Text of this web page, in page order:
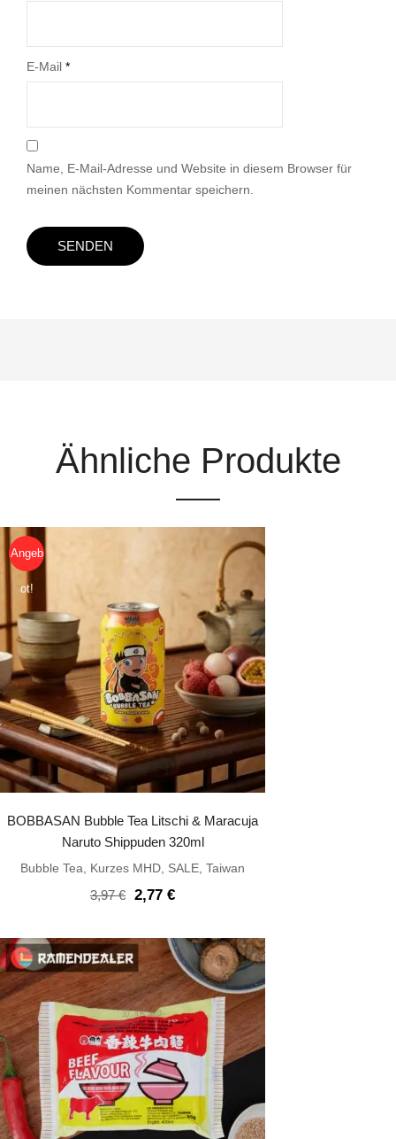
E-Mail *
Name, E-Mail-Adresse und Website in diesem Browser für
meinen nächsten Kommentar speichern.
Ähnliche Produkte
Angeb
ot!
BOBBASAN Bubble Tea Litschi & Maracuja
Naruto Shippuden 320ml
Bubble Tea Kurzes MHD SALE Taiwan
3,97€ Ursprünglicher
3,97 €
2,77 €Aktueller
2,77 €.